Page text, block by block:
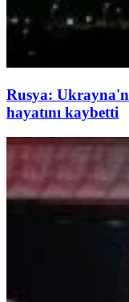
Rusya:
hayatını kaybetti